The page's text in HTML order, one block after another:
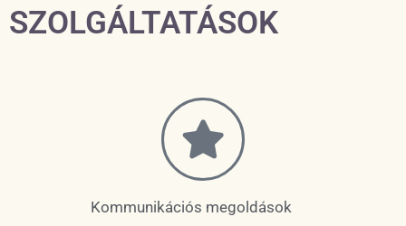
SZOLGÁLTATÁSOK
Kommunikációs megoldások